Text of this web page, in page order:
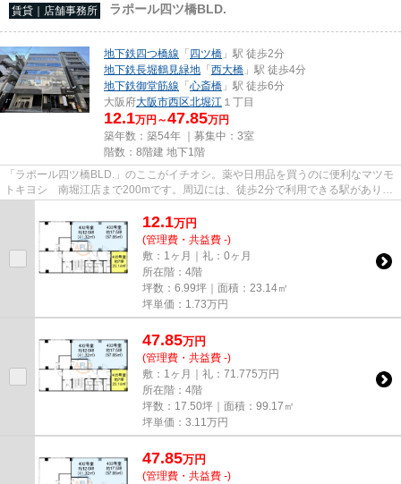
賃貸｜店舗事務所 ラポール四ツ橋BLD.
地下鉄四つ橋線 「四ツ橋 」駅 徒歩2分
地下鉄長堀鶴見緑地 「西大橋 」駅 徒歩4分
地下鉄御堂筋線 「心斎橋 」駅 徒歩6分
大阪府大阪市西区北堀江 １丁目
12.1万円～47.85万円
築年数：築54年 ｜募集中： 3室
階数：8階建 地下1階
「ラポール四ツ橋BLD.」のここがイチオシ。薬や日用品を買うのに便利なマツモ
トキヨシ 南堀江店まで200mです。周辺には、徒歩2分で利用できる駅がありま
す。駐車場までの距離は300mで...
12.1万円
(管理費・共益費 -)
敷：1ヶ月｜礼：0ヶ月
所在階：4階
坪数：6.99坪｜面積：23.14㎡
坪単価： 1.73万円
47.85万円
(管理費・共益費 -)
敷：1ヶ月｜礼：71.775万円
所在階：4階
坪数：17.50坪｜面積：99.17㎡
坪単価： 3.11 万円
47.85万円
(管理費・共益費 -)